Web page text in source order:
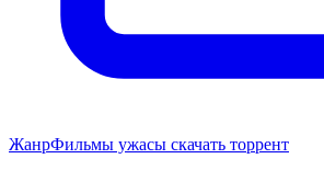
ЖанрФильмы ужасы скачать торрент